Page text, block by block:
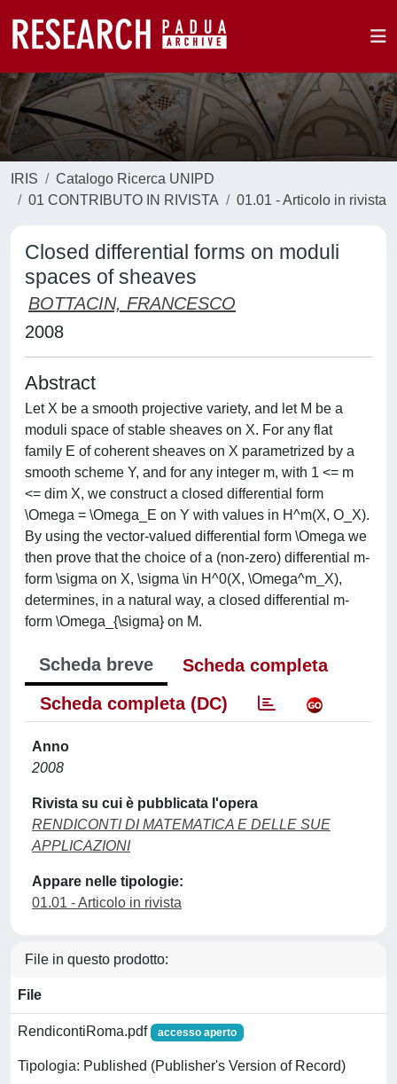
IRIS
Catalogo Ricerca UNIPD
01 CONTRIBUTO IN RIVISTA
01.01 - Articolo in rivista
Closed differential forms on moduli
spaces of sheaves
BOTTACIN, FRANCESCO
2008
Abstract
Let X be a smooth projective variety, and let M be a
moduli space of stable sheaves on X. For any flat
family E of coherent sheaves on X parametrized by a
smooth scheme Y, and for any integer m, with 1 <= m
<= dim X, we construct a closed differential form
\Omega = \Omega_E on Y with values in H^m(X, O_X).
By using the vector-valued differential form \Omega we
then prove that the choice of a (non-zero) differential m-
form \sigma on X, \sigma \in H^0(X, \Omega^m_X),
determines, in a natural way, a closed differential m-
form \Omega_{\sigma} on M.
Scheda breve
Scheda completa
Scheda completa (DC)
Anno
2008
Rivista su cui è pubblicata l'opera
RENDICONTI DI MATEMATICA E DELLE SUE
APPLICAZIONI
Appare nelle tipologie:
01.01 - Articolo in rivista
File in questo prodotto:
File
RendicontiRoma.pdf accesso aperto
Tipologia: Published (Publisher's Version of Record)